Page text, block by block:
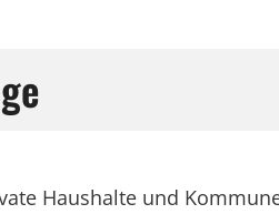
Haushalte und